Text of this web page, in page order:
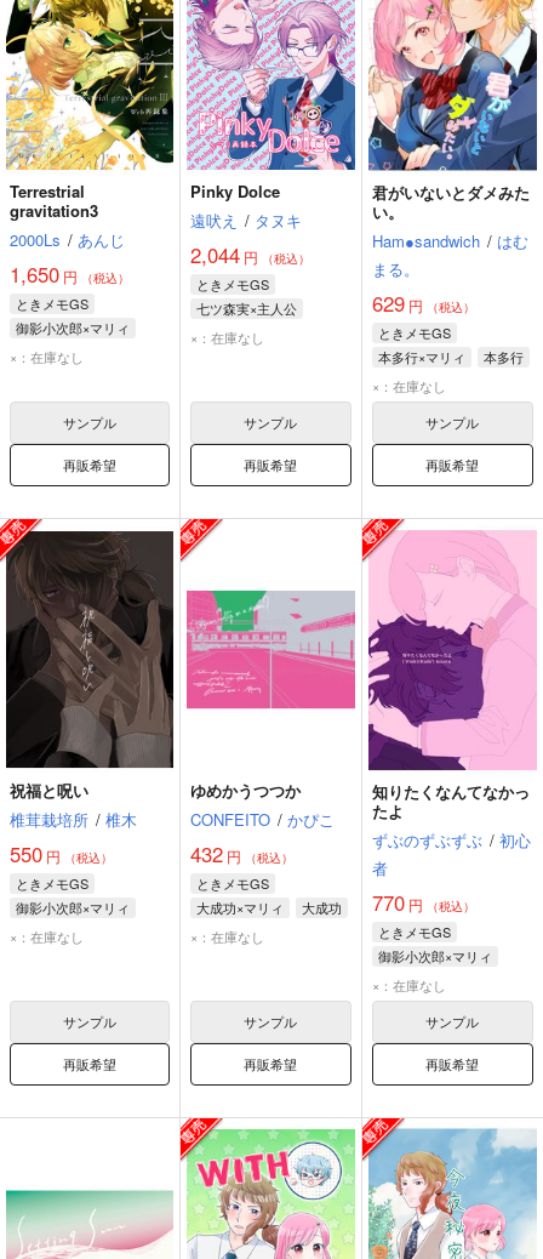
Terrestrial
gravitation3
2000Ls / あんじ
1,650 円 （税込）
ときメモGS
御影小次郎×マリィ
御影小次郎
×：在庫なし
サンプル
再販希望
Pinky Dolce
遠吠え / タヌキ
2,044 円 （税込）
ときメモGS
七ツ森実×主人公
七ツ森実
×：在庫なし
サンプル
再販希望
君がいないとダメみた
い。
Ham●sandwich / はむ
まる。
629円 （税込）
ときメモGS
本多行×マリィ
本多行
マリィ
×：在庫なし
サンプル
再販希望
祝福と呪い
椎茸栽培所 / 椎木
550 円 （税込）
ときメモGS
御影小次郎×マリィ
御影小次郎
×：在庫なし
サンプル
再販希望
ゆめかうつつか
CONFEITO / かぴこ
432 円 （税込）
ときメモGS
大成功×マリィ
大成功
マリィ
×：在庫なし
サンプル
再販希望
知りたくなんてなかっ
たよ
ずぶのずぶずぶ / 初心
者
770円 （税込）
ときメモGS
御影小次郎×マリィ
御影小次郎
×：在庫なし
サンプル
再販希望